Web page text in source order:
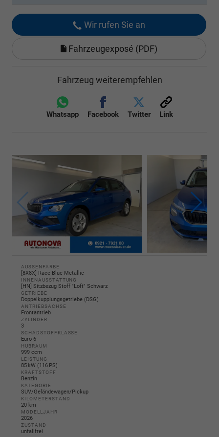
Wir rufen Sie an
Fahrzeugexposé (PDF)
Fahrzeug weiterempfehlen
Whatsapp Facebook Twitter Link
AUSSENFARBE
[8X8X] Race Blue Metallic
INNENAUSSTATTUNG
[HN] Sitzbezug Stoff "Loft" Schwarz
GETRIEBE
Doppelkupplungsgetriebe (DSG)
ANTRIEBSACHSE
Frontantrieb
ZYLINDER
3
SCHADSTOFFKLASSE
Euro 6
HUBRAUM
999 ccm
LEISTUNG
85 kW (116 PS)
KRAFTSTOFF
Benzin
KATEGORIE
SUV/Geländewagen/Pickup
KILOMETERSTAND
20 km
MODELLJAHR
2026
ZUSTAND
unfallfrei